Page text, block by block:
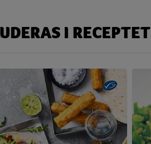
mg
mg
mg
g
I RECEPTET